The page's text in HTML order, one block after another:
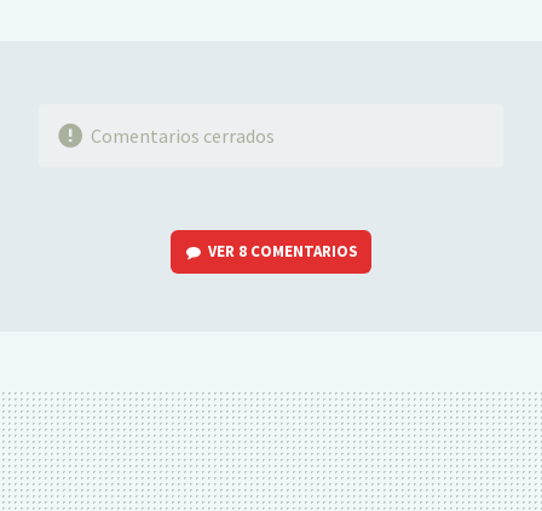
Comentarios cerrados
VER 8 COMENTARIOS